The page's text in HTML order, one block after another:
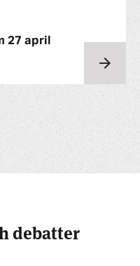
27 april
debatter